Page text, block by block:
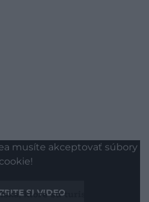
musíte akceptovať súbory
cookie!
SI VIDEO
ktoré sú turistom málo